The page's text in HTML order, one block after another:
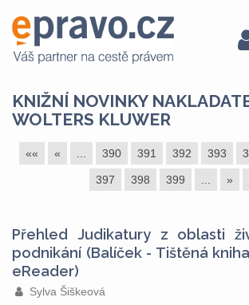
KNIŽNÍ NOVINKY
WOLTERS KLUWER
«« « 390 391 392 393
397 398 399 »
Přehled Judikatury z oblasti
podnikání (Balíček - Tištěná
eReader)
Sylva Šiškeová